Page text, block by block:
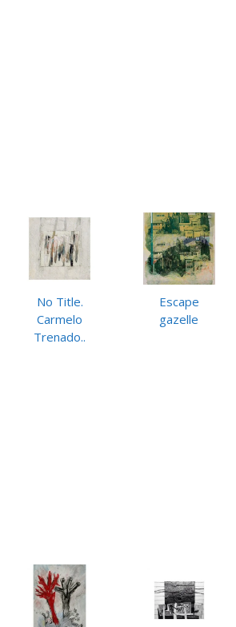
No Title.
Carmelo
Trenado..
Escape
gazelle